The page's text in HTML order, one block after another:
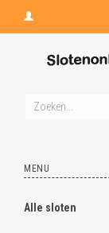
MENU
Alle sloten